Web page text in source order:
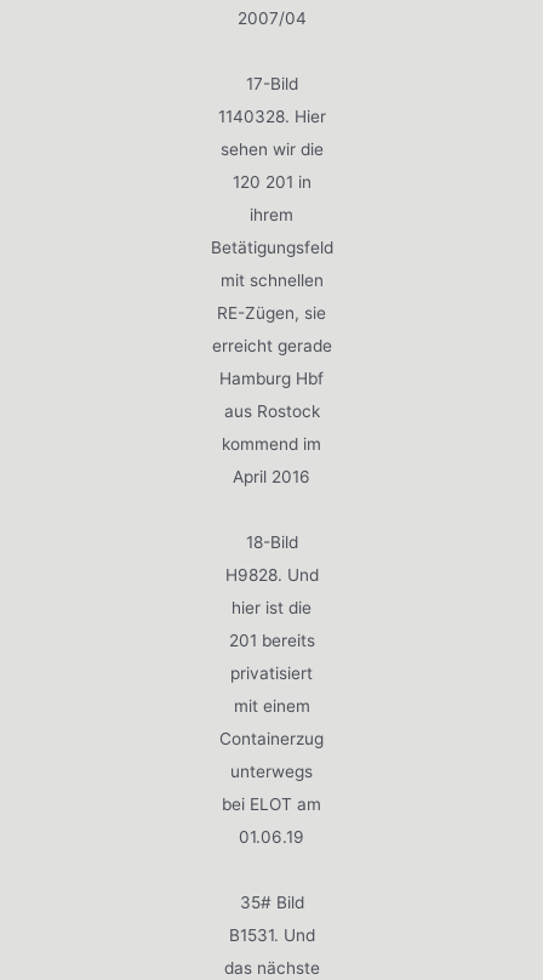
2007/04
17-Bild
1140328. Hier
sehen wir die
120 201 in
ihrem
Betätigungsfeld
mit schnellen
RE-Zügen, sie
erreicht gerade
Hamburg Hbf
aus Rostock
kommend im
April 2016
18-Bild
H9828. Und
hier ist die
201 bereits
privatisiert
mit einem
Containerzug
unterwegs
bei ELOT am
01.06.19
35# Bild
B1531. Und
das nächste